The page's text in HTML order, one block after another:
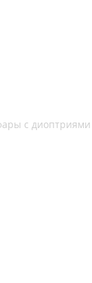
с диоптриями